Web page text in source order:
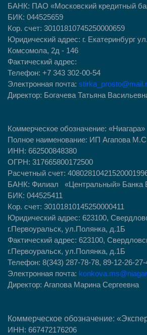
БАНК: ПАО «Московский кредитный
БИК: 044525659
Кор. счет: 30101810745250000659
Юридический адрес: г. Екатеринбург
Комсомола, 2д - 146
Фактический адрес:
Телефон: +7 343 302-00-54
Электронная почта:
Директор: Богачева Татьяна
Коммерческое обозначение: «Ниагара»
Полное наименование: ИП Агапова
ИНН: 662500848380
ОГРН: 317665800172500
Расчетный счет:
БАНК: Филиал «Центральный»
БИК: 044525411
Кор. счет: 30101810145250000411
Юридический адрес: 623100,
г.Первоуральск, ул.Полянка, д.1Б
Фактический адрес: 623100,
г.Первоуральск, ул.Полянка, д.1Б
Телефон: 8(343) 287-78-78, 89-12-26-27-
Электронная почта:
Директор: Агапова Марина Сергеевна
Коммерческое обозначение:
ИНН: 667472176206